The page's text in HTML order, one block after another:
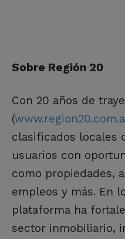
Sobre Región 20
Con 20 años de
(
clasificados locales
usuarios con
como propiedades,
empleos y más. En
plataforma ha
sector inmobiliario,